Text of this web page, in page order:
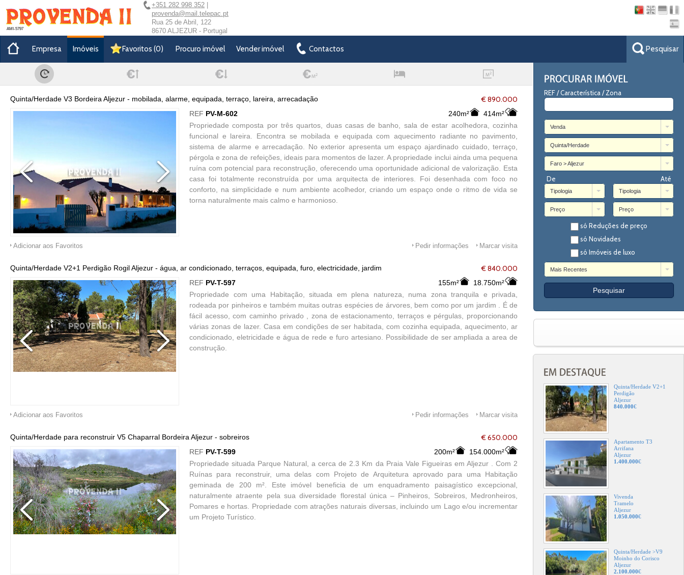
AMI-5797
+351 282 998 352
provenda@mail.telepac.pt
Rua 25 de Abril, 122
8670 ALJEZUR - Portugal
Empresa Imóveis Favoritos (0) Procuro imóvel Vender imóvel Contactos Pesquisar
REF / Característica / Zona
Venda
Quinta/Herdade
Faro > Aljezur
De Até
Tipologia Tipologia
Preço Preço
só Reduções de preço
só Novidades
só Imóveis de luxo
Mais Recentes
Quinta/Herdade V2+1
Perdigão
Aljezur
840.000€
Apartamento T3
Arrifana
Aljezur
1.400.000€
Vivenda
Tramelo
Aljezur
1.050.000€
Quinta/Herdade >V9
Moinho do Corisco
Aljezur
2.100.000€
€ 890.000
Quinta/Herdade V3 Bordeira Aljezur - mobilada, alarme, equipada, terraço, lareira, arrecadação
240m²
414m²
REF PV-M-602
Propriedade composta por três quartos, duas casas de banho, sala de estar acolhedora, cozinha
funcional e lareira. Encontra se mobilada e equipada com aquecimento radiante no pavimento,
sistema de alarme e arrecadação. No exterior apresenta um espaço ajardinado cuidado, terraço,
pérgola e zona de refeições, ideais para momentos de lazer. A propriedade inclui ainda uma pequena
ruína com potencial para reconstrução, oferecendo uma oportunidade adicional de valorização. Esta
casa foi totalmente reconstruída por uma arquitecta de interiores. Foi desenhada com foco no
conforto, na simplicidade e num ambiente acolhedor, criando um espaço onde o ritmo de vida se
torna naturalmente mais calmo e harmonioso.
Adicionar aos Favoritos Marcar visita
Pedir informações
€ 840.000
Quinta/Herdade V2+1 Perdigão Rogil Aljezur - água, ar condicionado, terraços, equipada, furo, electricidade, jardim
155m²
18.750m²
REF PV-T-597
Propriedade com uma Habitação, situada em plena natureza, numa zona tranquila e privada,
rodeada por pinheiros e também muitas outras espécies de árvores, bem como por um jardim . É de
fácil acesso, com caminho privado , zona de estacionamento, terraços e pérgulas, proporcionando
várias zonas de lazer. Casa em condições de ser habitada, com cozinha equipada, aquecimento, ar
condicionado, eletricidade e água de rede e furo artesiano. Possibilidade de ser ampliada a area de
construção.
Adicionar aos Favoritos Marcar visita
Pedir informações
€ 650.000
Quinta/Herdade para reconstruir V5 Chaparral Bordeira Aljezur - sobreiros
200m²
154.000m²
REF PV-T-599
Propriedade situada Parque Natural, a cerca de 2.3 Km da Praia Vale Figueiras em Aljezur . Com 2
Ruínas para reconstruir, uma delas com Projeto de Arquitetura aprovado para uma Habitação
geminada de 200 m². Este imóvel beneficia de um enquadramento paisagístico excepcional,
naturalmente atraente pela sua diversidade florestal única – Pinheiros, Sobreiros, Medronheiros,
Pomares e hortas. Propriedade com atrações naturais diversas, incluindo um Lago e/ou incrementar
um Projeto Turístico.